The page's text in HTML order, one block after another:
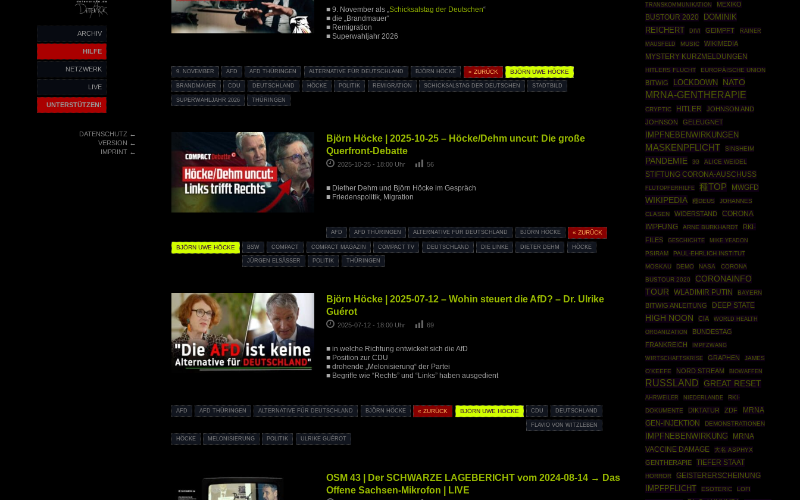
ARCHIV
HILFE
NETZWERK
LIVE
UNTERSTÜTZEN!
DATENSCHUTZ←
VERSION ←
IMPRINT←
■ 9. November als „Schicksalstag der Deutschen“
■ die „Brandmauer“
■ Remigration
■ Superwahljahr 2026
9. NOVEMBER AFD AFD THÜRINGEN ALTERNATIVE FÜR DEUTSCHLAND BJÖRN HÖCKE « ZURÜCK BJÖRN UWE HÖCKE
BRANDMAUER CDU DEUTSCHLAND HÖCKE POLITIK REMIGRATION SCHICKSALSTAG DER DEUTSCHEN STADTBILD
SUPERWAHLJAHR 2026 THÜRINGEN
Björn Höcke | 2025-10-25 – Höcke/Dehm uncut: Die große
Querfront-Debatte
2025-10-25 - 18:00 Uhr 56
■ Diether Dehm und Björn Höcke im Gespräch
■ Friedenspolitik, Migration
AFD AFD THÜRINGEN ALTERNATIVE FÜR DEUTSCHLAND BJÖRN HÖCKE « ZURÜCK
BJÖRN UWE HÖCKE BSW COMPACT COMPACT MAGAZIN COMPACT TV DEUTSCHLAND DIE LINKE DIETER DEHM HÖCKE
JÜRGEN ELSÄSSER POLITIK THÜRINGEN
Björn Höcke | 2025-07-12 – Wohin steuert die AfD? – Dr. Ulrike
Guérot
2025-07-12 - 18:00 Uhr 69
■ in welche Richtung entwickelt sich die AfD
■ Position zur CDU
■ drohende „Melonisierung“ der Partei
■ Begriffe wie “Rechts” und “Links” haben ausgedient
AFD AFD THÜRINGEN ALTERNATIVE FÜR DEUTSCHLAND BJÖRN HÖCKE « ZURÜCK BJÖRN UWE HÖCKE CDU DEUTSCHLAND
FLAVIO VON WITZLEBEN
HÖCKE MELONISIERUNG POLITIK ULRIKE GUÉROT
OSM 43 | Der SCHWARZE LAGEBERICHT vom 2024-08-14 → Das
Offene Sachsen-Mikrofon | LIVE
TRANSKOMMUNIKATION MEXIKO
BUSTOUR 2020
DOMINIK
REICHERT
DIVI GEIMPFT
RAINER
MAUSFELD
MUSIC
WIKIMEDIA
MYSTERY KURZMELDUNGEN
HITLERS FLUCHT EUROPÄISCHE UNION
BITWIG LOCKDOWN NATO
MRNA-GENTHERAPIE
CRYPTIC HITLER
JOHNSON AND
JOHNSON
GELEUGNET
IMPFNEBENWIRKUNGEN
MASKENPFLICHT SINSHEIM
PANDEMIE 3G ALICE WEIDEL
STIFTUNG CORONA-AUSCHUSS
FLUTOPFERHILFE 種TOP MWGFD
WIKIPEDIA 種DEUS
JOHANNES
CLASEN
WIDERSTAND
CORONA
IMPFUNG
ARNE BURKHARDT
RKI-
FILES
GESCHICHTE MIKE YEADON
PSIRAM
PAUL-EHRLICH INSTITUT
MOSKAU
DEMO NASA
CORONA
BUSTOUR 2020
CORONAINFO
TOUR
WLADIMIR PUTIN BAYERN
BITWIG ANLEITUNG DEEP STATE
HIGH NOON CIA
WORLD HEALTH
ORGANIZATION
BUNDESTAG
FRANKREICH
IMPFZWANG
WIRTSCHAFTSKRISE
GRAPHEN
JAMES
O'KEEFE
NORD STREAM BIOWAFFEN
RUSSLAND GREAT RESET
AHRWEILER NIEDERLANDE
RKI-
DOKUMENTE
DIKTATUR ZDF
MRNA
GEN-INJEKTION
DEMONSTRATIONEN
IMPFNEBENWIRKUNG
MRNA
VACCINE DAMAGE
大名 ASPHYX
GENTHERAPIE TIEFER STAAT
HORROR GEISTERERSCHEINUNG
IMPFPFLICHT ESOTERIC
LOFI